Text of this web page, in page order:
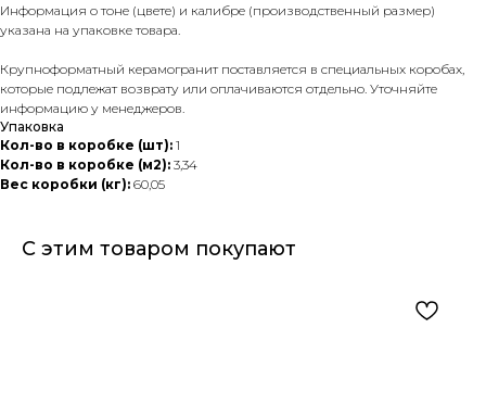
Информация о тоне (цвете) и калибре (производственный размер)
указана на упаковке товара.
Крупноформатный керамогранит поставляется в специальных коробах,
которые подлежат возврату или оплачиваются отдельно. Уточняйте
информацию у менеджеров.
Упаковка
Кол-во в коробке (шт): 1
Кол-во в коробке (м2): 3,34
Вес коробки (кг): 60,05
С этим товаром покупают